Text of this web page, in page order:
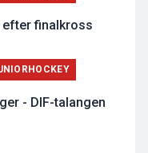
efter finalkross
- DIF-talangen